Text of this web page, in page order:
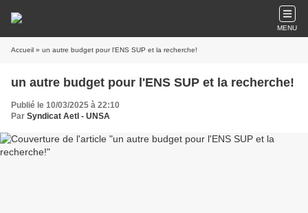
MENU
Accueil » un autre budget pour l'ENS SUP et la recherche!
un autre budget pour l'ENS SUP et la recherche!
Publié le 10/03/2025 à 22:10
Par Syndicat AetI - UNSA